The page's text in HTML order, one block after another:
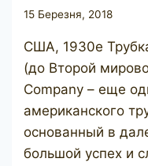
15 Березня, 2018
США, 1930е
(до Второй
Company – еще
американского
основанный в
большой успех и